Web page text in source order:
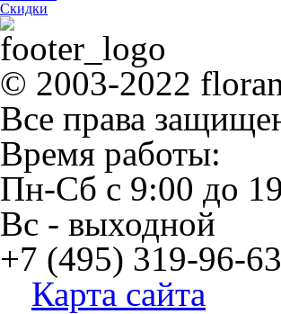
Скидки
© 2003-2022
Все права
Время работы:
Пн-Сб с 9:00 до
Вс - выходной
+7 (495) 319-96-63
Карта сайта